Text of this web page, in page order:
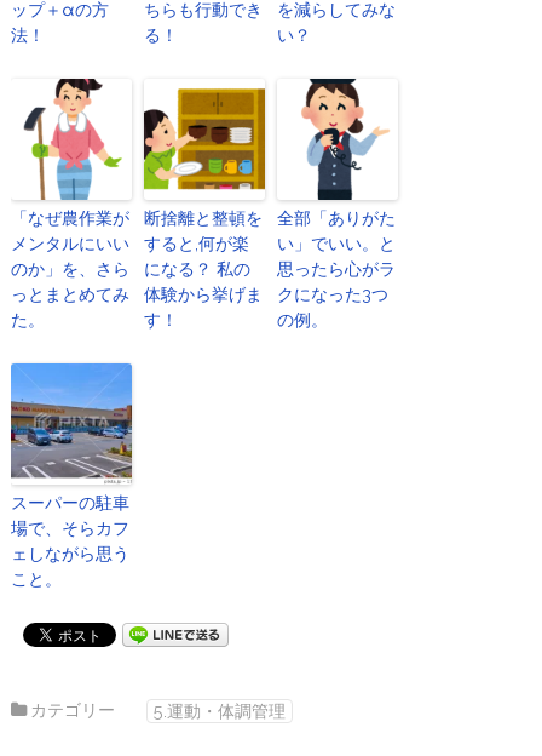
ップ＋αの方
法！
ちらも行動でき
る！
を減らしてみな
い？
「なぜ農作業が
メンタルにいい
のか」を、さら
っとまとめてみ
た。
断捨離と整頓を
すると,何が楽
になる？ 私の
体験から挙げま
す！
全部「ありがた
い」でいい。と
思ったら心がラ
クになった3つ
の例。
スーパーの駐車
場で、そらカフ
ェしながら思う
こと。
カテゴリー 5.運動・体調管理